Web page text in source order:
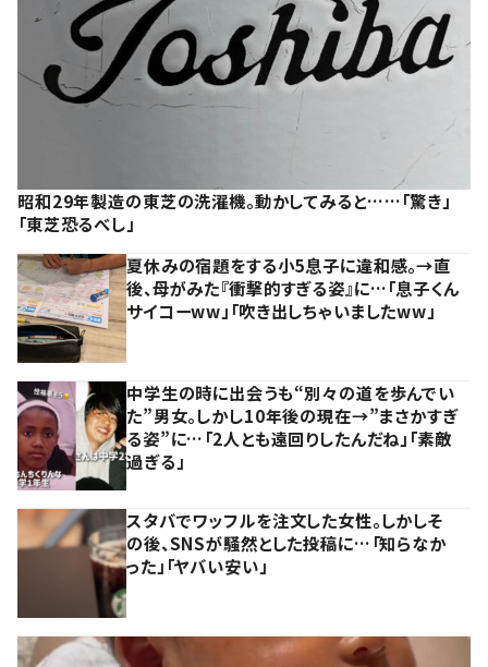
昭和29年製造の東芝の洗濯機。動かしてみると……「驚き」
「東芝恐るべし」
夏休みの宿題をする小5息子に違和感。→直
後、母がみた『衝撃的すぎる姿』に…「息子くん
サイコーww」「吹き出しちゃいましたww」
中学生の時に出会うも“別々の道を歩んでい
た”男女。しかし10年後の現在→”まさかすぎ
る姿”に…「2人とも遠回りしたんだね」「素敵
過ぎる」
スタバでワッフルを注文した女性。しかしそ
の後、SNSが騒然とした投稿に…「知らなか
った」「ヤバい安い」